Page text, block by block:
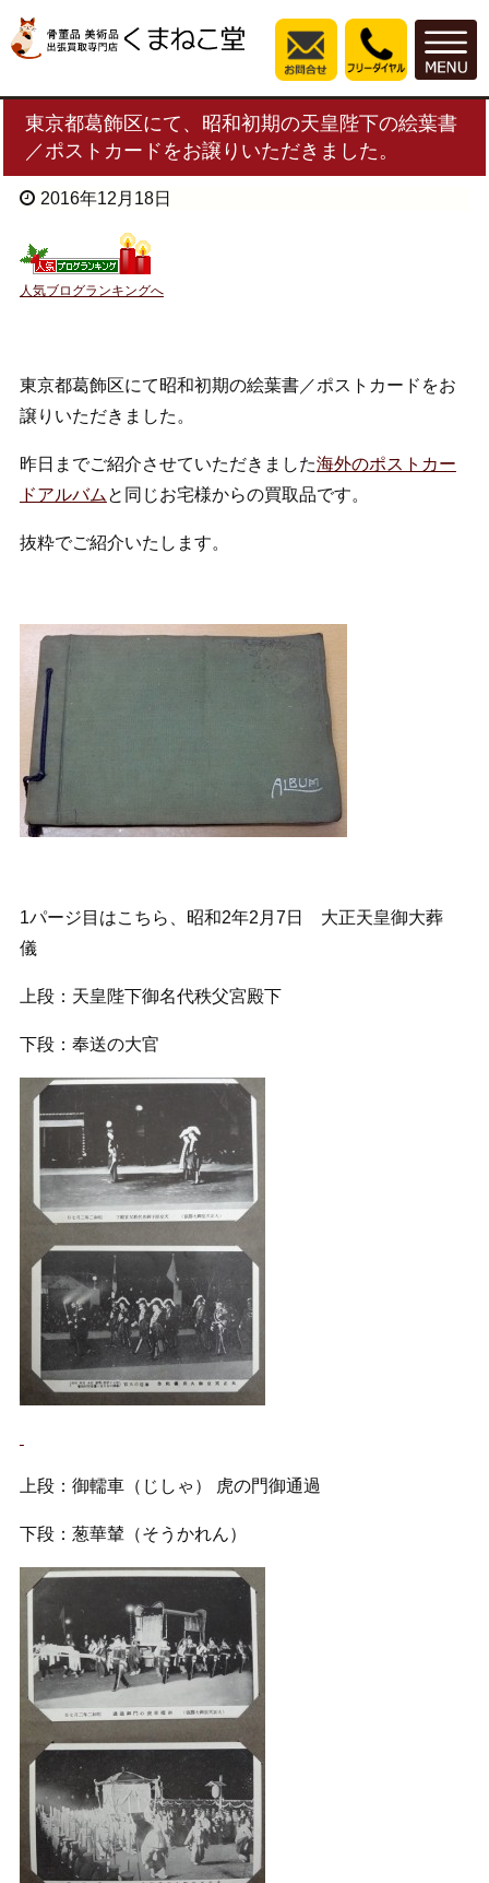
東京都葛飾区にて、昭和初期の天皇陛下の絵葉書
／ポストカードをお譲りいただきました。
2016年12月18日
人気ブログランキングへ
東京都葛飾区にて昭和初期の絵葉書／ポストカードをお
譲りいただきました。
昨日までご紹介させていただきました海外のポストカー
ドアルバム と同じお宅様からの買取品です。
抜粋でご紹介いたします。
1パージ目はこちら、昭和2年2月7日 大正天皇御大葬
儀
上段：天皇陛下御名代秩父宮殿下
下段：奉送の大官
上段：御轜車（じしゃ） 虎の門御通過
下段：葱華輦（そうかれん）